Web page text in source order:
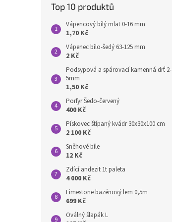
Top 10 produktů
Vápencový bílý mlat 0-16 mm
1,70 Kč
Vápenec bílo-šedý 63-125 mm
2 Kč
Podsypová a spárovací kamenná drť 2-
5mm
1,50 Kč
Porfyr Šedo-červený
400 Kč
Pískovec štípaný kvádr 30x30x100 cm
2 100 Kč
Sněhové bíle
12 Kč
Zdící andezit 1t paleta
4 000 Kč
Limestone bazénový lem 0,5m
699 Kč
Oválný šlapák L